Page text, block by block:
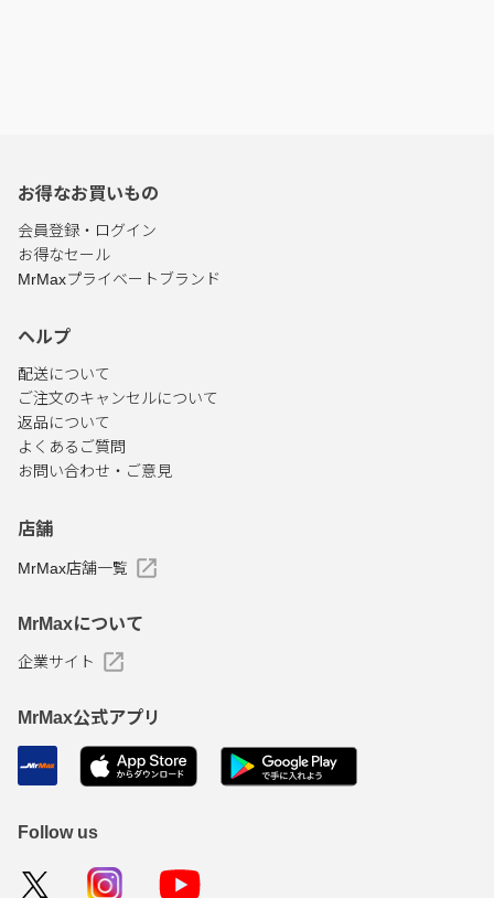
お得なお買いもの
会員登録・ログイン
お得なセール
MrMaxプライベートブランド
ヘルプ
配送について
ご注文のキャンセルについて
返品について
よくあるご質問
お問い合わせ・ご意見
店舗
MrMax店舗一覧
MrMaxについて
企業サイト
MrMax公式アプリ
Follow us